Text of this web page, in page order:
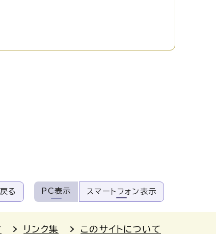
る PC表示 スマートフォン表示
リンク集 このサイトについて